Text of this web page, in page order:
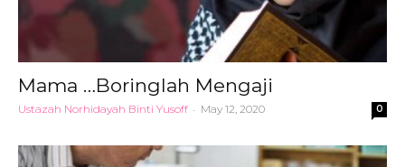
Mama …Boringlah Mengaji
Ustazah Norhidayah Binti Yusoff - May 12, 2020 0